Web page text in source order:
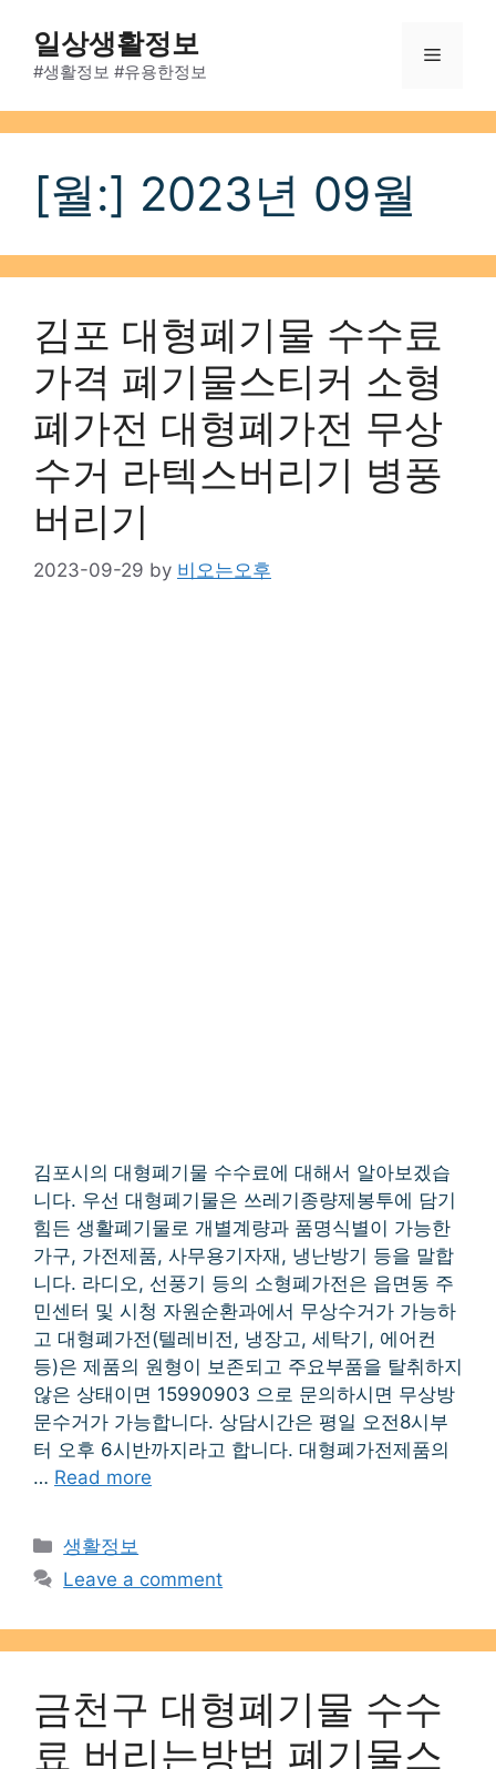
content
일상생활정보
#생활정보 #유용한정보
Menu
[월:] 2023년 09월
김포 대형폐기물 수수료
가격 폐기물스티커 소형
폐가전 대형폐가전 무상
수거 라텍스버리기 병풍
버리기
2023-09-29 by 비오는오후
김포시의 대형폐기물 수수료에 대해서 알아보겠습
니다. 우선 대형폐기물은 쓰레기종량제봉투에 담기
힘든 생활폐기물로 개별계량과 품명식별이 가능한
가구, 가전제품, 사무용기자재, 냉난방기 등을 말합
니다. 라디오, 선풍기 등의 소형폐가전은 읍면동 주
민센터 및 시청 자원순환과에서 무상수거가 가능하
고 대형폐가전(텔레비전, 냉장고, 세탁기, 에어컨
등)은 제품의 원형이 보존되고 주요부품을 탈취하지
않은 상태이면 15990903 으로 문의하시면 무상방
문수거가 가능합니다. 상담시간은 평일 오전8시부
터 오후 6시반까지라고 합니다. 대형폐가전제품의
… Read more
Categories
생활정보
Leave a comment
금천구 대형폐기물 수수
료 버리는방법 폐기물스